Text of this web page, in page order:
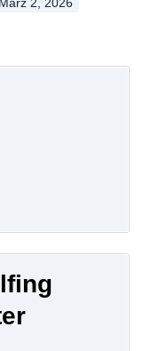
März 2, 2026